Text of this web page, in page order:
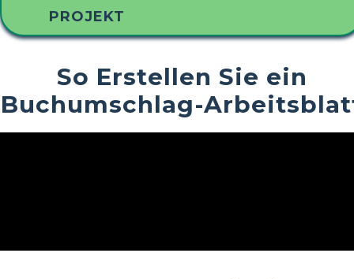
PROJEKT
So Erstellen Sie ein
Buchumschlag-